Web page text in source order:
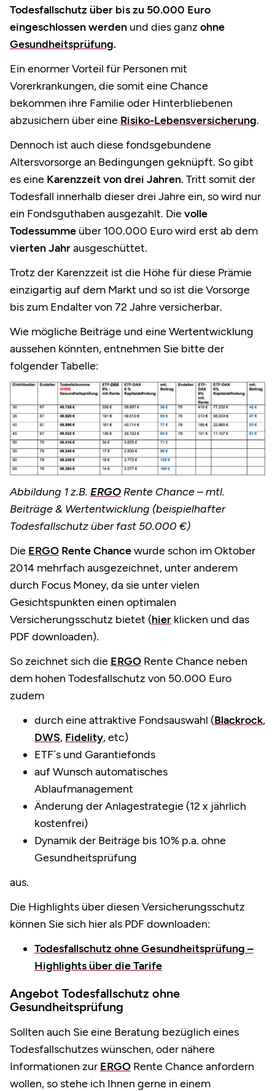
Todesfallschutz über bis zu 50.000 Euro
eingeschlossen werden und dies ganz ohne
Gesundheitsprüfung.
Ein enormer Vorteil für Personen mit
Vorerkrankungen, die somit eine Chance
bekommen ihre Familie oder Hinterbliebenen
abzusichern über eine Risiko-Lebensversicherung.
Dennoch ist auch diese fondsgebundene
Altersvorsorge an Bedingungen geknüpft. So gibt
es eine Karenzzeit von drei Jahren. Tritt somit der
Todesfall innerhalb dieser drei Jahre ein, so wird nur
ein Fondsguthaben ausgezahlt. Dievolle
Todessumme über 100.000 Euro wird erst ab dem
vierten Jahrausgeschüttet.
Trotz der Karenzzeit ist die Höhe für diese Prämie
einzigartig auf dem Markt und so ist die Vorsorge
bis zum Endalter von 72 Jahre versicherbar.
Wie mögliche Beiträge und eine Wertentwicklung
aussehen könnten, entnehmen Sie bitte der
folgender Tabelle:
Abbildung 1 z.B. ERGO Rente Chance – mtl.
Beiträge & Wertentwicklung (beispielhafter
Todesfallschutz über fast 50.000 €)
Die ERGO Rente Chancewurde schon im Oktober
2014 mehrfach ausgezeichnet, unter anderem
durch Focus Money, da sie unter vielen
Gesichtspunkten einen optimalen
Versicherungsschutz bietet (hier klicken und das
PDF downloaden).
So zeichnet sich die ERGO Rente Chance neben
dem hohen Todesfallschutz von 50.000 Euro
zudem
durch eine attraktive Fondsauswahl (Blackrock,
DWS, Fidelity, etc)
ETF´s und Garantiefonds
auf Wunsch automatisches
Ablaufmanagement
Änderung der Anlagestrategie (12 x jährlich
kostenfrei)
Dynamik der Beiträge bis 10% p.a. ohne
Gesundheitsprüfung
aus.
Die Highlights über diesen Versicherungsschutz
können Sie sich hier als PDF downloaden:
Todesfallschutz ohne Gesundheitsprüfung –
Highlights über die Tarife
Angebot Todesfallschutz ohne
Gesundheitsprüfung
Sollten auch Sie eine Beratung bezüglich eines
Todesfallschutzes wünschen, oder nähere
Informationen zur ERGO Rente Chance anfordern
wollen, so stehe ich Ihnen gerne in einem